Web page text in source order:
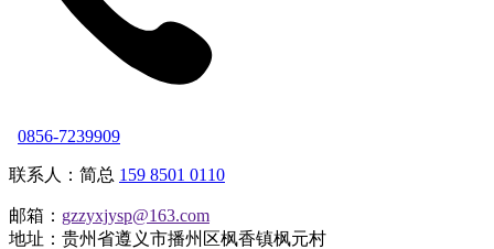
0856-7239909
联系人：简总 159 8501 0110
邮箱： gzzyxjysp@163.com
地址：贵州省遵义市播州区枫香镇枫元村